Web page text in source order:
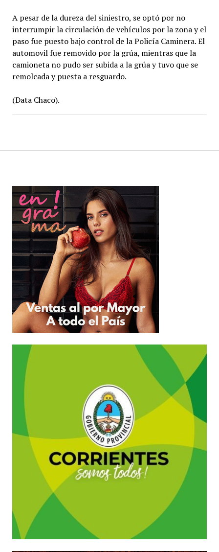
A pesar de la dureza del siniestro, se optó por no
interrumpir la circulación de vehículos por la zona y el
paso fue puesto bajo control de la Policía Caminera. El
automovil fue removido por la grúa, mientras que la
camioneta no pudo ser subida a la grúa y tuvo que se
remolcada y puesta a resguardo.
(Data Chaco).